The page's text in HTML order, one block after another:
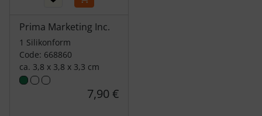
Prima Marketing Inc.
1 Silikonform
Code: 668860
ca. 3,8 x 3,8 x 3,3 cm
7,90 €